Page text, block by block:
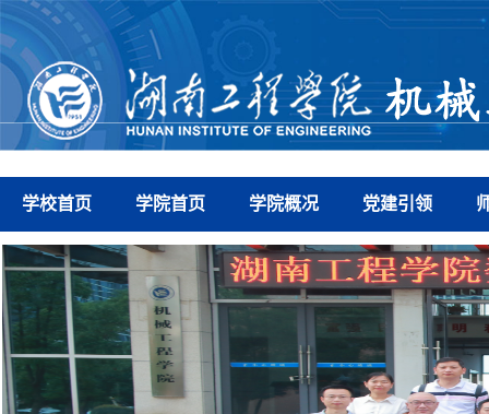
学校首页 学院首页 学院概况 党建引领